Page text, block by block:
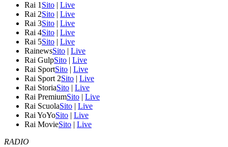
Rai 1 Sito | Live
Rai 2Sito | Live
Rai 3Sito | Live
Rai 4Sito | Live
Rai 5Sito | Live
RainewsSito | Live
Rai GulpSito | Live
Rai SportSito | Live
Rai Sport 2Sito | Live
Rai StoriaSito | Live
Rai PremiumSito | Live
Rai ScuolaSito | Live
Rai YoYoSito | Live
Rai MovieSito | Live
RADIO